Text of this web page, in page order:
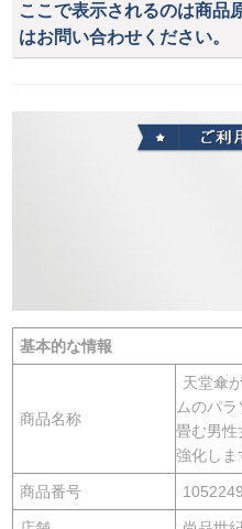
ここで表示されるのは商品
はお問い合わせください。
基本的な情報
商品名称
天堂傘
ムのパ
畳む男性
強化しま
商品番号